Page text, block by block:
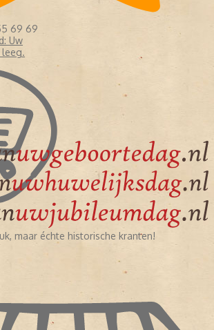
69 69
Uw
maar échte historische kranten!